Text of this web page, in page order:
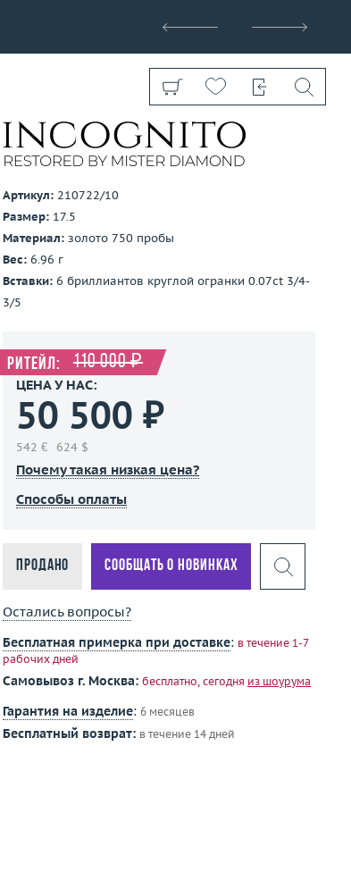
Артикул: 210722/10
Размер: 17.5
Материал: золото 750 пробы
Вес: 6.96 г
Вставки: 6 бриллиантов круглой огранки 0.07ct 3/4-
3/5
Ритейл: 110 000 ₽
ЦЕНА У НАС:
50 500 ₽
542 € 624 $
Почему такая низкая цена?
Способы оплаты
Продано Сообщать о новинках
Остались вопросы?
Бесплатная примерка при доставке: в течение 1-7
рабочих дней
Самовывоз г. Москва: бесплатно, сегодня из шоурума
Гарантия на изделие: 6 месяцев
Бесплатный возврат: в течение 14 дней